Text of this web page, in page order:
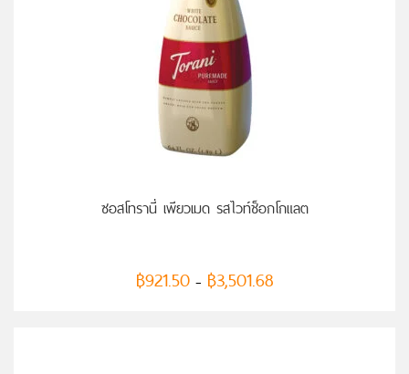
ซอสโทรานี่ เพียวเมด รสไวท์ช็อกโกแลต
฿921.50 – ฿3,501.68